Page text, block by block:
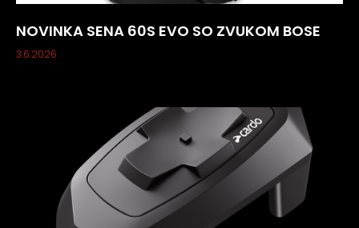
NOVINKA SENA 60S EVO SO ZVUKOM BOSE
3.6.2026